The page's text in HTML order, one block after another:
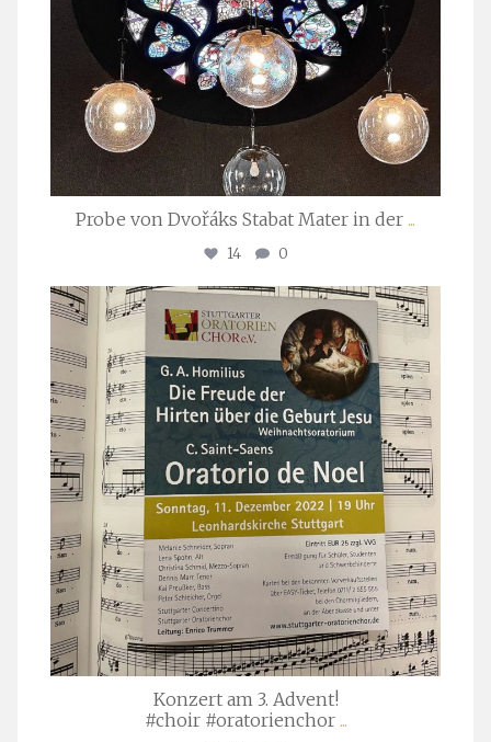
Probe von Dvořáks Stabat Mater in der ...
14 0
stuttgarter_oratorienchor
Nov. 29
Konzert am 3. Advent!
#choir #oratorienchor ...